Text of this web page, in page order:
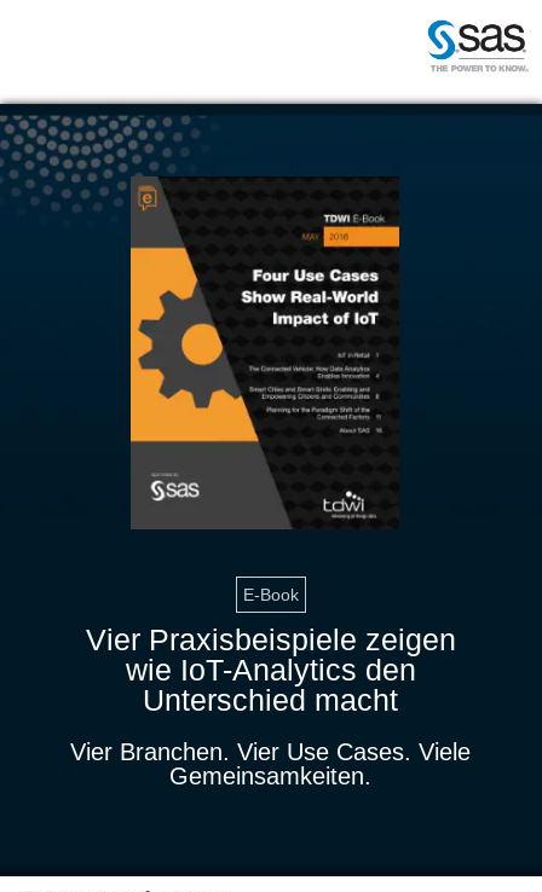
E-Book
Vier Praxisbeispiele zeigen
wie IoT-Analytics den
Unterschied macht
Vier Branchen. Vier Use Cases. Viele
Gemeinsamkeiten.